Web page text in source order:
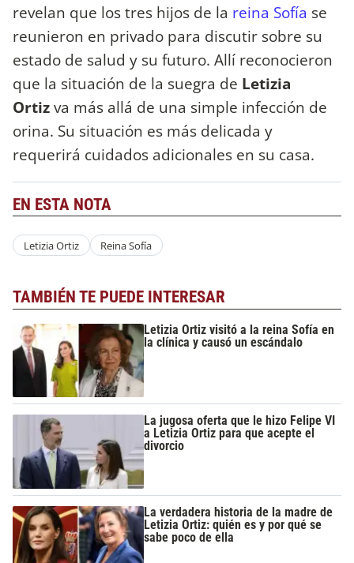
revelan que los tres hijos de la reina Sofía se
reunieron en privado para discutir sobre su
estado de salud y su futuro. Allí reconocieron
que la situación de la suegra de Letizia
Ortizva más allá de una simple infección de
orina. Su situación es más delicada y
requerirá cuidados adicionales en su casa.
EN ESTA NOTA
Letizia Ortiz Reina Sofía
TAMBIÉN TE PUEDE INTERESAR
Letizia Ortiz visitó a la reina Sofía en
la clínica y causó un escándalo
La jugosa oferta que le hizo Felipe VI
a Letizia Ortiz para que acepte el
divorcio
La verdadera historia de la madre de
Letizia Ortiz: quién es y por qué se
sabe poco de ella